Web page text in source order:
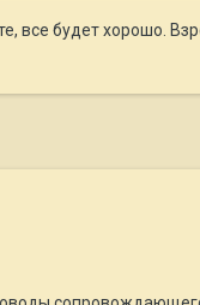
все будет хорошо.